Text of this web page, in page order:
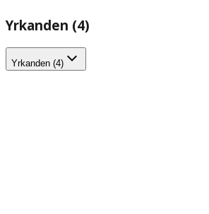
Yrkanden (4)
Yrkanden (4)